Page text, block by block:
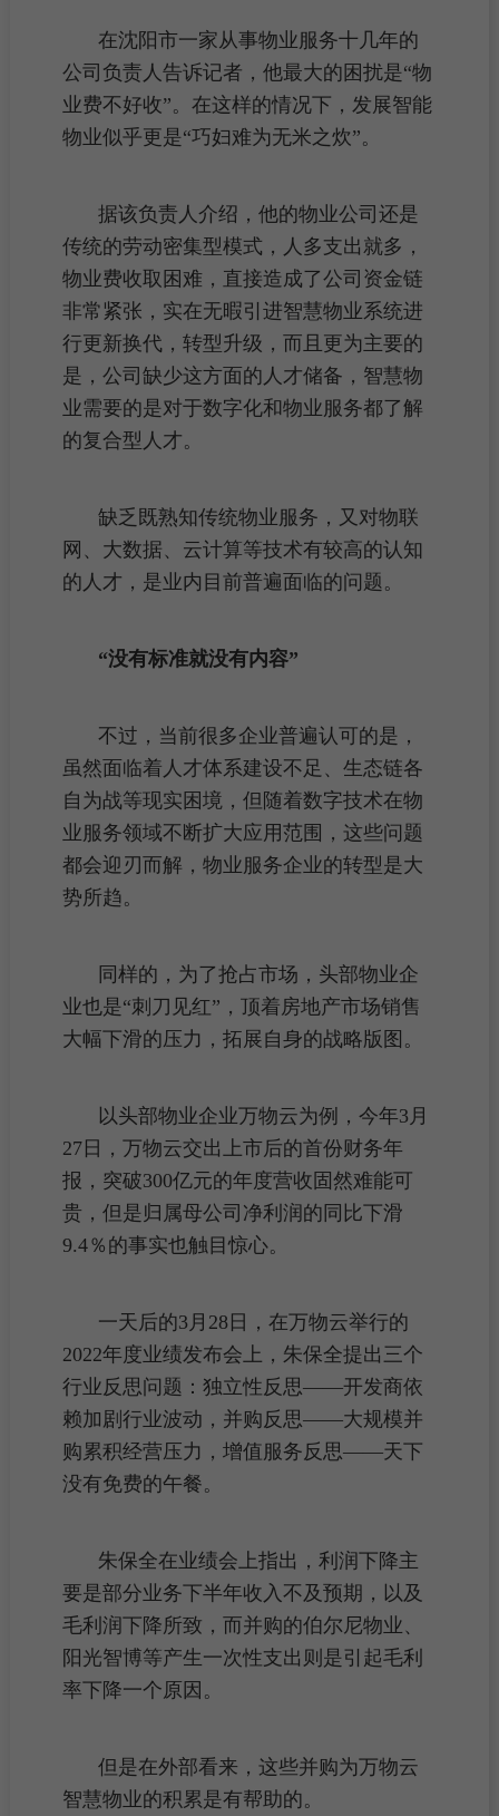
在沈阳市一家从事物业服务十几年的
公司负责人告诉记者，他最大的困扰是“物
业费不好收”。在这样的情况下，发展智能
物业似乎更是“巧妇难为无米之炊”。
据该负责人介绍，他的物业公司 还是
传统的劳动密集型模式，人多支出就多，
物业费收取困难，直接造成了公司资金链
非常紧张，实在无暇引进智慧物业系统进
行更新换代，转型升级，而且更为主要的
是，公司缺少这方面的人才储备，智慧物
业需要的是对于数字化和物业服务都了解
的复合型人才。
缺乏既熟知传统物业服务，又对物联
网、大数据、云计算等技术有较高的认知
的人才，是业内目前普遍面临的问题。
“没有标准就没有内容”
不过，当前很多企业普遍认可的是，
虽然面临着人才体系建设不足、生态链各
自为战等现实困境，但随着数字技术在物
业服务领域不断扩大应用范围，这些问题
都会迎刃而解， 物业服务企业的转型是大
势所趋。
同样的，为了抢占市场，头部物业企
业也是“刺刀见红”，顶着房地产市场销售
大幅下滑的压力，拓展自身的战略版图。
以头部物业企业万物云为例，今年3月
27日，万物云交出上市后的首份财务年
报，突破300亿元的年度营收固然难能可
贵，但是归属母公司净利润的同比下滑
9.4％的事实也触目惊心。
一天后的3月28日，在万物云举行的
2022年度业绩发布会上，朱保全提出三个
行业反思问题：独立性反思——开发商依
赖加剧行业波动，并购反思——大规模并
购累积经营压力，增值服务反思——天下
没有免费的午餐。
朱保全在业绩会上指出，利润下降主
要是部分业务下半年收入不及预期，以及
毛利润下降所致，而并购的伯尔尼物业、
阳光智博等产生一次性支出则是引起毛利
率下降一个原因。
但是在外部看来，这些并购为万物云
智慧物业的积累是有帮助的。